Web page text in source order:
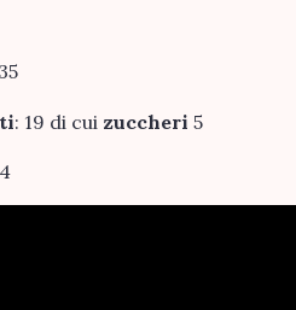
35
: 19 di cui zuccheri 5